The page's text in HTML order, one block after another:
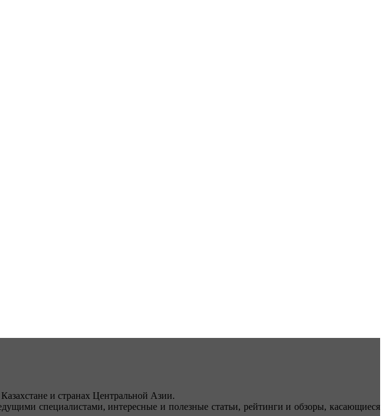
и странах Центральной Азии.
специалистами, интересные и полезные статьи, рейтинги и обзоры, касающиеся